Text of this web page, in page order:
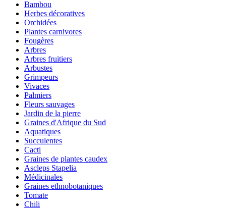
Bambou
Herbes décoratives
Orchidées
Plantes carnivores
Fougères
Arbres
Arbres fruitiers
Arbustes
Grimpeurs
Vivaces
Palmiers
Fleurs sauvages
Jardin de la pierre
Graines d'Afrique du Sud
Aquatiques
Succulentes
Cacti
Graines de plantes caudex
Ascleps Stapelia
Médicinales
Graines ethnobotaniques
Tomate
Chili